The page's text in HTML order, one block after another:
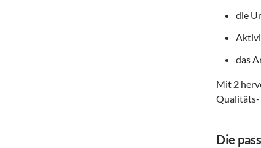
die
das
Mit 2
Qualitäts-
Die